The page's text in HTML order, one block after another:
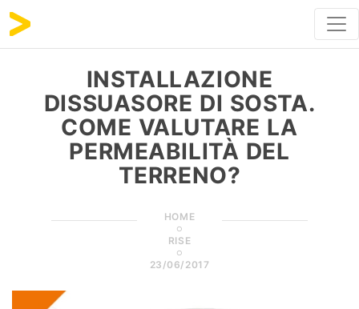
INSTALLAZIONE
DISSUASORE DI SOSTA.
COME VALUTARE LA
PERMEABILITÀ DEL
TERRENO?
HOME
RISE
23/06/2017